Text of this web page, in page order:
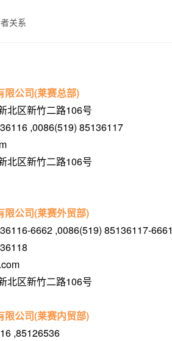
关系
限公司(莱赛总部)
北区新竹二路106号
,0086(519) 85136117
北区新竹二路106号
限公司(莱赛外贸部)
6662 ,0086(519) 85136117-6661
北区新竹二路106号
限公司(莱赛内贸部)
,85126536